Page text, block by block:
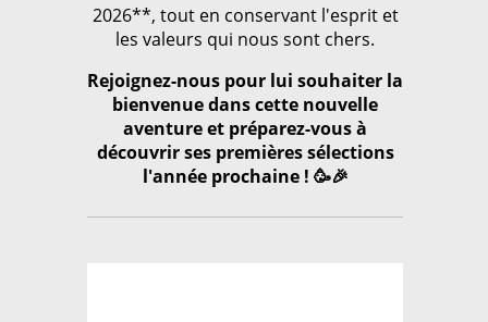
2026**, tout en conservant l'esprit et
les valeurs qui nous sont chers.
Rejoignez-nous pour lui souhaiter la
bienvenue dans cette nouvelle
aventure et préparez-vous à
découvrir ses premières sélections
l'année prochaine ! 🥳🎉